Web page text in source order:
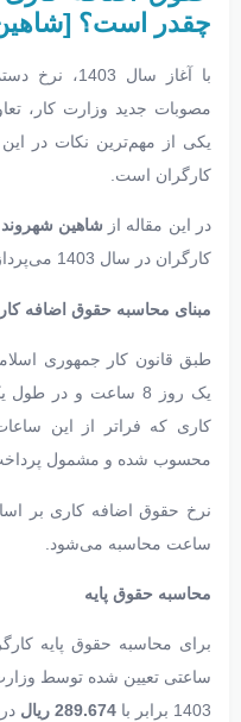
چقدر است؟
با آغاز سال
مصوبات جدید وزارت کار،
یکی از مهم‌ترین نکات در
کارگران است.
در این مقاله از شاهین شهروند
کارگران در سال 1403 می‌پردازیم.
مبنای محاسبه حقوق اضافه
طبق قانون کار جمهوری
کاری که فراتر از این
محسوب شده و مشمول پرداخت
نرخ حقوق اضافه کاری بر
ساعت محاسبه می‌شود.
محاسبه حقوق پایه
ساعتی تعیین شده توسط
1403 برابر با
289.674 ریال